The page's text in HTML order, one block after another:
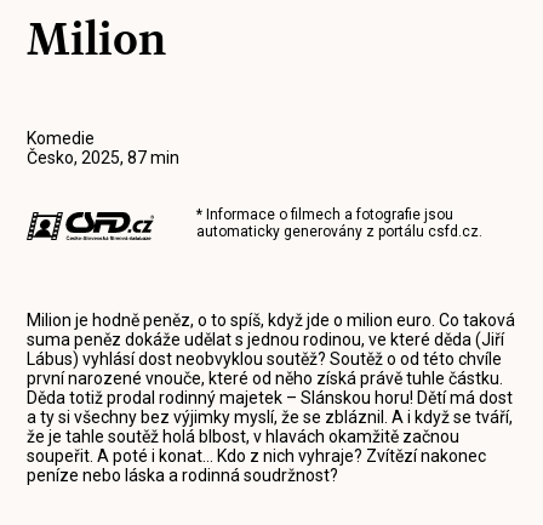
Milion
Komedie
Česko, 2025, 87 min
* Informace o filmech a fotografie jsou
automaticky generovány z portálucsfd.cz.
Milion je hodně peněz, o to spíš, když jde o milion euro. Co taková
suma peněz dokáže udělat s jednou rodinou, ve které děda (Jiří
Lábus) vyhlásí dost neobvyklou soutěž? Soutěž o od této chvíle
první narozené vnouče, které od něho získá právě tuhle částku.
Děda totiž prodal rodinný majetek – Slánskou horu! Dětí má dost
a ty si všechny bez výjimky myslí, že se zbláznil. A i když se tváří,
že je tahle soutěž holá blbost, v hlavách okamžitě začnou
soupeřit. A poté i konat… Kdo z nich vyhraje? Zvítězí nakonec
peníze nebo láska a rodinná soudržnost?